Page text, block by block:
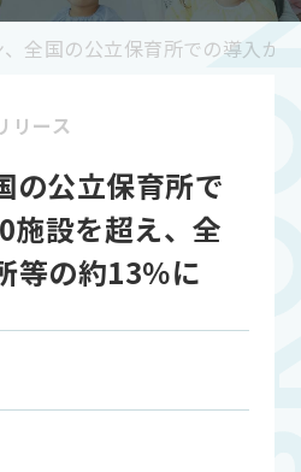
、全国の公立保育所での導入が
リース
の公立保育所で
施設を超え、全
等の約13％に